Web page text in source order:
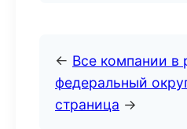
← Все компании
федеральный
страница →